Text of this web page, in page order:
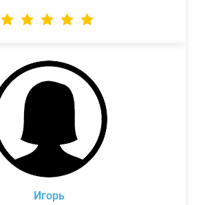
Игорь